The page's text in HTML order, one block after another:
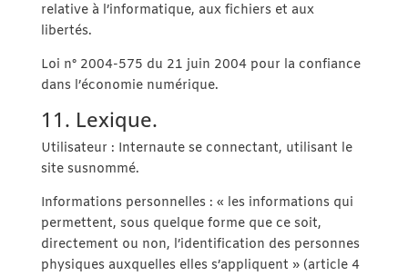
relative à l’informatique, aux fichiers et aux
libertés.
Loi n° 2004-575 du 21 juin 2004 pour la confiance
dans l’économie numérique.
11. Lexique.
Utilisateur : Internaute se connectant, utilisant le
site susnommé.
Informations personnelles : « les informations qui
permettent, sous quelque forme que ce soit,
directement ou non, l’identification des personnes
physiques auxquelles elles s’appliquent » (article 4